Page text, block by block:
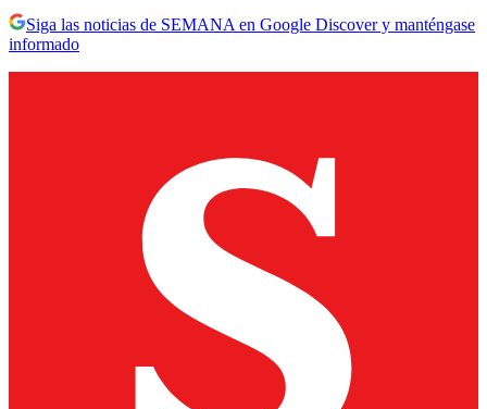
Siga las noticias de SEMANA en Google Discover y manténgase
informado